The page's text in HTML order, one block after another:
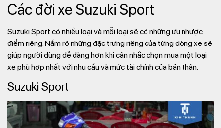
Các đời xe Suzuki Sport
Suzuki Sport có nhiều loại và mỗi loại sẽ có những ưu nhược
điểm riêng. Nắm rõ những đặc trưng riêng của từng dòng xe sẽ
giúp người dùng dễ dàng hơn khi cân nhắc chọn mua một loại
xe phù hợp nhất với nhu cầu và mức tài chính của bản thân.
Suzuki Sport